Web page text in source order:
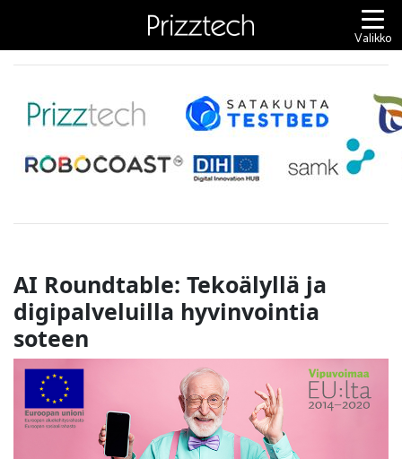
Valikko
AI Roundtable: Tekoälyllä ja
digipalveluilla hyvinvointia
soteen